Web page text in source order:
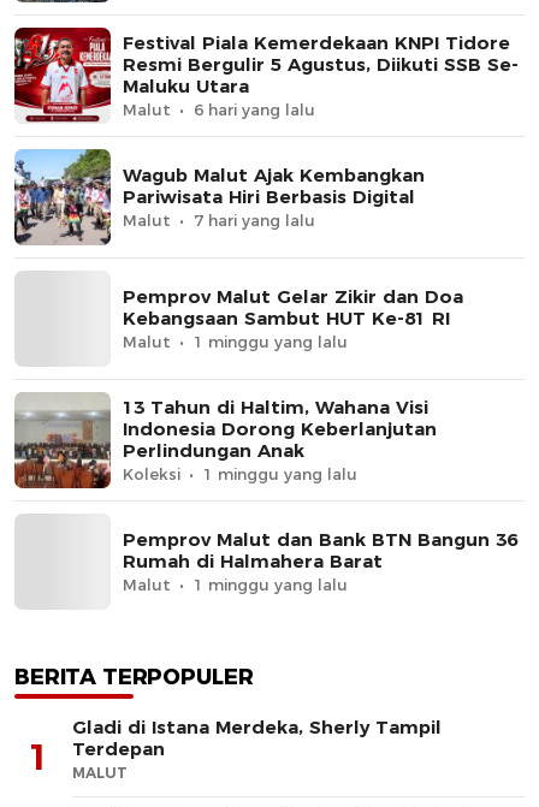
Festival Piala Kemerdekaan KNPI Tidore
Resmi Bergulir 5 Agustus, Diikuti SSB Se-
Maluku Utara
Malut 6 hari yang lalu
Wagub Malut Ajak Kembangkan
Pariwisata Hiri Berbasis Digital
Malut 7 hari yang lalu
Pemprov Malut Gelar Zikir dan Doa
Kebangsaan Sambut HUT Ke-81 RI
Malut 1 minggu yang lalu
13 Tahun di Haltim, Wahana Visi
Indonesia Dorong Keberlanjutan
Perlindungan Anak
Koleksi 1 minggu yang lalu
Pemprov Malut dan Bank BTN Bangun 36
Rumah di Halmahera Barat
Malut 1 minggu yang lalu
BERITA TERPOPULER
1
Gladi di Istana Merdeka, Sherly Tampil
Terdepan
MALUT